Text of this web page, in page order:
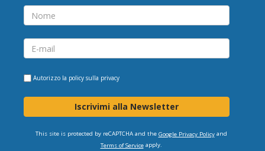
Autorizzo la policy sulla privacy
Iscrivimi alla Newsletter
This site is protected by reCAPTCHA and the Google Privacy Policyand
Terms of Serviceapply.